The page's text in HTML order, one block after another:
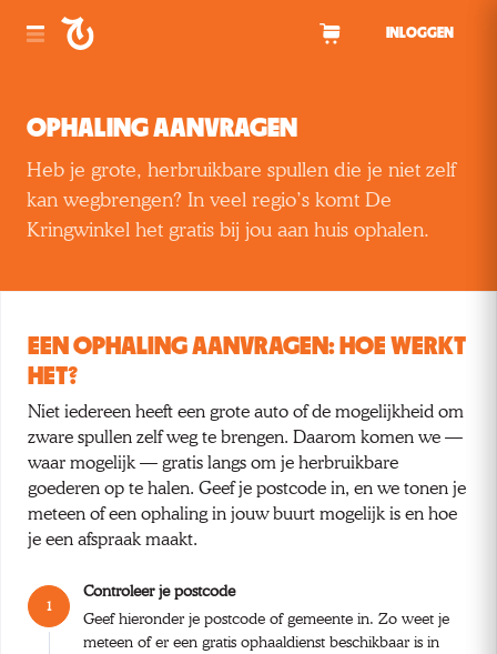
INLOGGEN
OPHALING AANVRAGEN
Heb je grote, herbruikbare spullen die je niet zelf
kan wegbrengen? In veel regio’s komt De
Kringwinkel het gratis bij jou aan huis ophalen.
EEN OPHALING AANVRAGEN: HOE WERKT
HET?
Niet iedereen heeft een grote auto of de mogelijkheid om
zware spullen zelf weg te brengen. Daarom komen we —
waar mogelijk — gratis langs om je herbruikbare
goederen op te halen. Geef je postcode in, en we tonen je
meteen of een ophaling in jouw buurt mogelijk is en hoe
je een afspraak maakt.
1
Controleer je postcode
Geef hieronder je postcode of gemeente in. Zo weet je
meteen of er een gratis ophaaldienst beschikbaar is in